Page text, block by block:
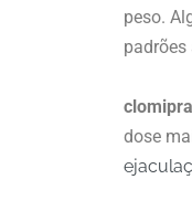
peso.
dose